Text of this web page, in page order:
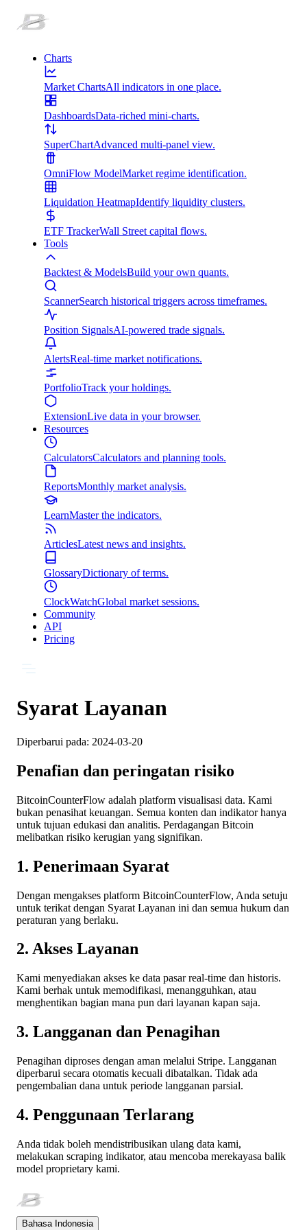
Charts
Market ChartsAll indicators in one place.
DashboardsData-riched mini-charts.
SuperChartAdvanced multi-panel view.
OmniFlow ModelMarket regime identification.
Liquidation HeatmapIdentify liquidity clusters.
ETF TrackerWall Street capital flows.
Tools
Backtest & ModelsBuild your own quants.
ScannerSearch historical triggers across timeframes.
Position SignalsAI-powered trade signals.
AlertsReal-time market notifications.
PortfolioTrack your holdings.
ExtensionLive data in your browser.
Resources
CalculatorsCalculators and planning tools.
ReportsMonthly market analysis.
LearnMaster the indicators.
ArticlesLatest news and insights.
GlossaryDictionary of terms.
ClockWatchGlobal market sessions.
Community
API
Pricing
Syarat Layanan
Diperbarui pada: 2024-03-20
Penafian dan peringatan risiko
BitcoinCounterFlow adalah platform visualisasi data. Kami
bukan penasihat keuangan. Semua konten dan indikator hanya
untuk tujuan edukasi dan analitis. Perdagangan Bitcoin
melibatkan risiko kerugian yang signifikan.
1. Penerimaan Syarat
Dengan mengakses platform BitcoinCounterFlow, Anda setuju
untuk terikat dengan Syarat Layanan ini dan semua hukum dan
peraturan yang berlaku.
2. Akses Layanan
Kami menyediakan akses ke data pasar real-time dan historis.
Kami berhak untuk memodifikasi, menangguhkan, atau
menghentikan bagian mana pun dari layanan kapan saja.
3. Langganan dan Penagihan
Penagihan diproses dengan aman melalui Stripe. Langganan
diperbarui secara otomatis kecuali dibatalkan. Tidak ada
pengembalian dana untuk periode langganan parsial.
4. Penggunaan Terlarang
Anda tidak boleh mendistribusikan ulang data kami,
melakukan scraping indikator, atau mencoba merekayasa balik
model proprietary kami.
Bahasa Indonesia